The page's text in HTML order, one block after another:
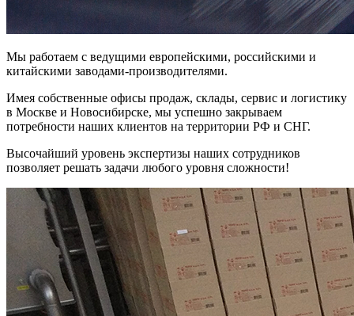
Мы работаем с ведущими европейскими, российскими и
китайскими заводами-производителями.
Имея собственные офисы продаж, склады, сервис и логистику
в Москве и Новосибирске, мы успешно закрываем
потребности наших клиентов на территории РФ и СНГ.
Высочайший уровень экспертизы наших сотрудников
позволяет решать задачи любого уровня сложности!